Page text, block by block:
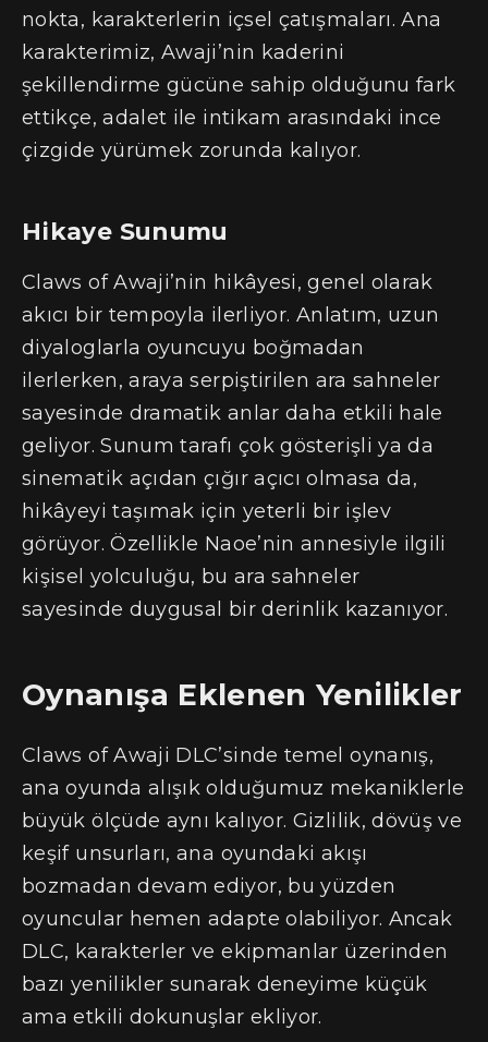
nokta, karakterlerin içsel çatışmaları. Ana
karakterimiz, Awaji’nin kaderini
şekillendirme gücüne sahip olduğunu fark
ettikçe, adalet ile intikam arasındaki ince
çizgide yürümek zorunda kalıyor.
Hikaye Sunumu
Claws of Awaji’nin hikâyesi, genel olarak
akıcı bir tempoyla ilerliyor. Anlatım, uzun
diyaloglarla oyuncuyu boğmadan
ilerlerken, araya serpiştirilen ara sahneler
sayesinde dramatik anlar daha etkili hale
geliyor. Sunum tarafı çok gösterişli ya da
sinematik açıdan çığır açıcı olmasa da,
hikâyeyi taşımak için yeterli bir işlev
görüyor. Özellikle Naoe’nin annesiyle ilgili
kişisel yolculuğu, bu ara sahneler
sayesinde duygusal bir derinlik kazanıyor.
Oynanışa Eklenen Yenilikler
Claws of Awaji DLC’sinde temel oynanış,
ana oyunda alışık olduğumuz mekaniklerle
büyük ölçüde aynı kalıyor. Gizlilik, dövüş ve
keşif unsurları, ana oyundaki akışı
bozmadan devam ediyor, bu yüzden
oyuncular hemen adapte olabiliyor. Ancak
DLC, karakterler ve ekipmanlar üzerinden
bazı yenilikler sunarak deneyime küçük
ama etkili dokunuşlar ekliyor.